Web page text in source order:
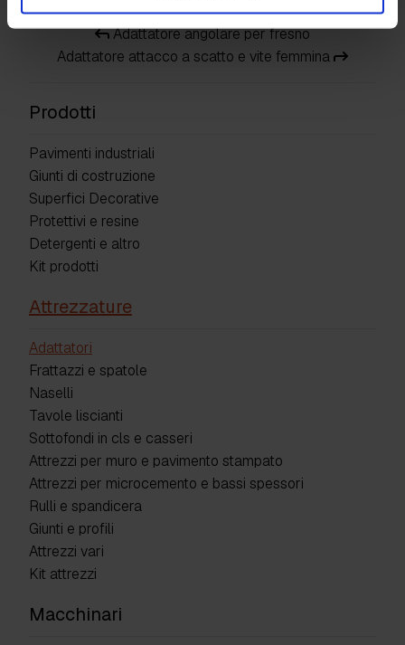
Adattatore angolare per fresno
Adattatore attacco a scatto e vite femmina
Prodotti
Pavimenti industriali
Giunti di costruzione
Superfici Decorative
Protettivi e resine
Detergenti e altro
Kit prodotti
Attrezzature
Adattatori
Frattazzi e spatole
Naselli
Tavole liscianti
Sottofondi in cls e casseri
Attrezzi per muro e pavimento stampato
Attrezzi per microcemento e bassi spessori
Rulli e spandicera
Giunti e profili
Attrezzi vari
Kit attrezzi
Macchinari